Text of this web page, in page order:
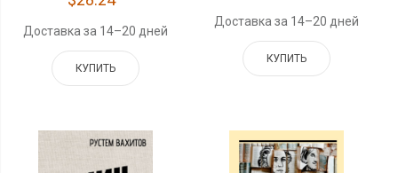
Доставка за 14–20 дней
КУПИТЬ
Доставка за 14–20 дней
КУПИТЬ